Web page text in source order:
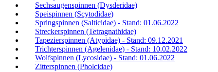
Sechsaugenspinnen (Dysderidae)
Speispinnen (Scytodidae)
Springspinnen (Salticidae) - Stand: 01.06.2022
Streckerspinnen (Tetragnathidae)
Tapezierspinnen (Atypidae) - Stand: 09.12.2021
Trichterspinnen (Agelenidae) - Stand: 10.02.2022
Wolfspinnen (Lycosidae) - Stand: 01.06.2022
Zitterspinnen (Pholcidae)